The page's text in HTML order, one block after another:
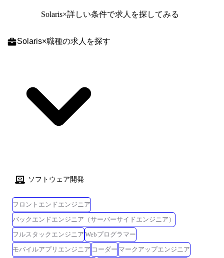
統合システムです。 入社後は、これらの技術要素を組み合わせてシステ
務では、当課がプロジェクトの中核を担い、社内の研究所や各技術部門
中心となりますが、顧客との技術折衝や提案活動、現地試験対応なども
含まれ、技術力だけでなく、調整力やコミュニケーション力も求められ
ます。 特に、艦艇への搭載試験では実際に乗艦する機会もあり、現場で
のリアルな運用環境を体感しながら、製品の完成度と付加価値を高めて
待しています。 このポジションでは、技術者としての成長はもちろん、
る環境が整っています。 ●使用言語/環境/ツール/資格等 【OS】
Linux/RedHawk/Solaris 他 【言語】C/C++/C#/Ada 他 【ツール】
MATLAB/VB 他 【資格等】第一級陸上無線技士/第一級陸上特殊無線技
士/基本情報処理技術者/応用情報処理技術者/ネットワークスペシャリス
ト/PMP 他 会社の定める業務(※) (※)業務の都合によっては会社外の職務
Solaris×詳しい条件で求人を探してみる
Solaris×職種の求人を探す
ソフトウェア開発
フロントエンドエンジニア
バックエンドエンジニア（サーバーサイドエンジニア）
フルスタックエンジニア Webプログラマー
モバイルアプリエンジニア コーダー マークアップエンジニア